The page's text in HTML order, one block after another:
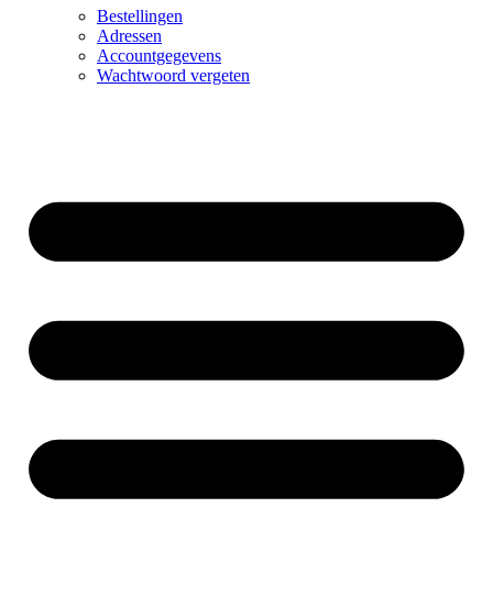
Bestellingen
Adressen
Accountgegevens
Wachtwoord vergeten